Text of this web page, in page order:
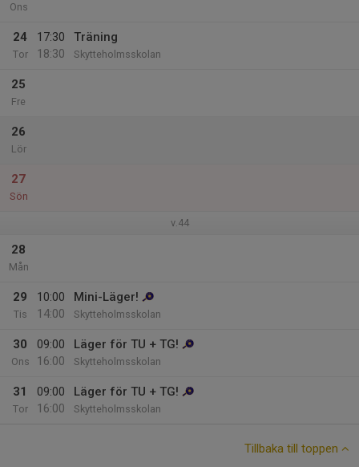
Ons
24
Tor
17:30
18:30
Träning
Skytteholmsskolan
25
Fre
26
Lör
27
Sön
v.44
28
Mån
29
Tis
10:00
14:00
Mini-Läger!
Skytteholmsskolan
30
Ons
09:00
16:00
Läger för TU + TG!
Skytteholmsskolan
31
Tor
09:00
16:00
Läger för TU + TG!
Skytteholmsskolan
Tillbaka till toppen